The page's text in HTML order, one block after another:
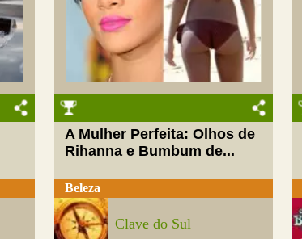
A Mulher Perfeita: Olhos de
Rihanna e Bumbum de...
Beleza
Clave do Sul